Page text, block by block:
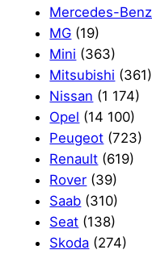
Mercedes-Benz
MG (19)
Mini (363)
Mitsubishi (361)
Nissan (1 174)
Opel (14 100)
Peugeot (723)
Renault (619)
Rover (39)
Saab (310)
Seat (138)
Skoda (274)